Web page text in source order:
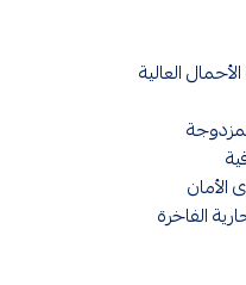
العالية
الفاخرة